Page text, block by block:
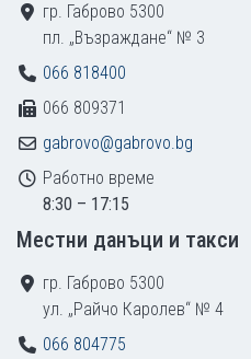
гр. Габрово 5300
пл. „Възраждане“ № 3
066 818400
066 809371
gabrovo@gabrovo.bg
Работно време
8:30 – 17:15
Местни данъци и такси
гр. Габрово 5300
ул. „Райчо Каролев“ № 4
066 804775